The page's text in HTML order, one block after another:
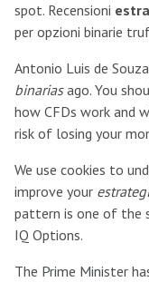
spot. Recensioni
per opzioni binarie
Antonio Luis de
binariasago. You
how CFDs work and
risk of losing your
We use cookies to
improve your
pattern is one of the
IQ Options.
The Prime Minister